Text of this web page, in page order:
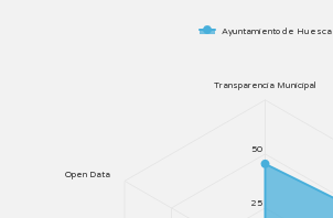
Ayuntamiento de Huesca
Transparencia Municipal
Open Data
25
50